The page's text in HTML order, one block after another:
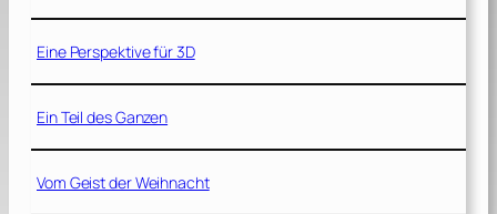
Eine Perspektive für 3D
Ein Teil des Ganzen
Vom Geist der Weihnacht